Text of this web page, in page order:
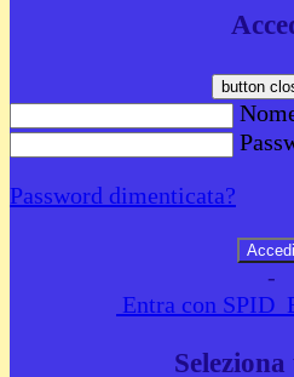
button
Password dimenticata?
-
Entra con SPID